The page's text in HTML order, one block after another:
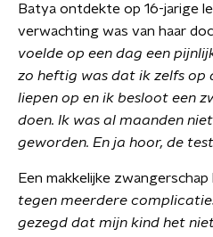
Batya ontdekte op 16-jarige
verwachting was van haar
voelde op een dag een
zo heftig was dat ik zelfs op
liepen op en ik besloot een
doen. Ik was al maanden
geworden. En ja hoor, de
Een makkelijke
tegen meerdere
gezegd dat mijn kind het